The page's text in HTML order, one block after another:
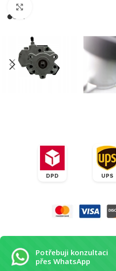
DPD UPS
Potřebuji konzultaci
přes WhatsApp